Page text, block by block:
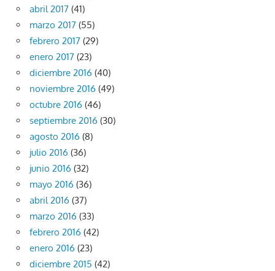
abril 2017 (41)
marzo 2017 (55)
febrero 2017 (29)
enero 2017 (23)
diciembre 2016 (40)
noviembre 2016 (49)
octubre 2016 (46)
septiembre 2016 (30)
agosto 2016 (8)
julio 2016 (36)
junio 2016 (32)
mayo 2016 (36)
abril 2016 (37)
marzo 2016 (33)
febrero 2016 (42)
enero 2016 (23)
diciembre 2015 (42)